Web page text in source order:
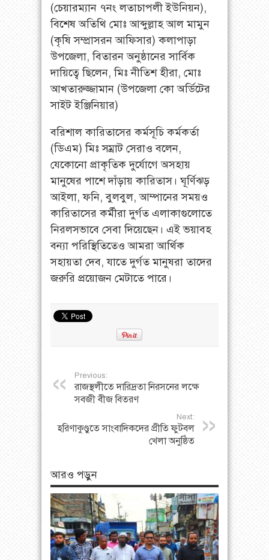
(চেয়ারম্যান ৭নং লতাচাপলী ইউনিয়ন),
বিশেষ অতিথি মোঃ আব্দুল্লাহ আল মামুন
(কৃষি সম্প্রাসরন আফিসার) কলাপাড়া
উপজেলা, বিতারন অনুষ্ঠানের সার্বিক
দায়িত্বে ছিলেন, মিঃ নীতিশ হীরা, মোঃ
আখতারুজ্জামান (উপজেলা কো অর্ডিটের
সাইট ইঞ্জিনিয়ার)
বরিশাল কারিতাসের কর্মসূচি কর্মকর্তা
(ডিএম) মিঃ সম্রাট সেরাও বলেন,
যেকোনো প্রাকৃতিক দুর্যোগে অসহায়
মানুষের পাশে দাঁড়ায় কারিতাস। ঘূর্ণিঝড়
আইলা, ফনি, বুলবুল, আম্পানের সময়ও
কারিতাসের কর্মীরা দুর্গত এলাকাগুলোতে
নিরলসভাবে সেবা দিয়েছেন। এই ভয়াবহ
বন্যা পরিস্থিতিতেও আমরা আর্থিক
সহায়তা দেব, যাতে দুর্গত মানুষরা তাদের
জরুরি প্রয়োজন মেটাতে পারে।
Previous:
রাজস্থলীতে দারিদ্রতা নিরসনের লক্ষে
সবজী বীজ বিতরণ
Next:
হরিণাকুণ্ডুতে সাংবাদিকদের প্রীতি ফুটবল
খেলা অনুষ্ঠিত
আরও পড়ুন